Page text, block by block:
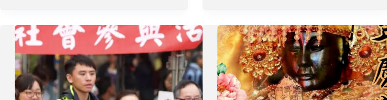
運
系
列
活
動
美
無
極
龍
華
慈
惠
堂